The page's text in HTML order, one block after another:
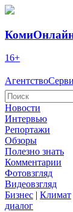
16+
Агентство
Новости
Интервью
Репортажи
Обзоры
Полезно знать
Комментарии
Фотовзгляд
Видеовзгляд
Бизнес | Климат
диалог